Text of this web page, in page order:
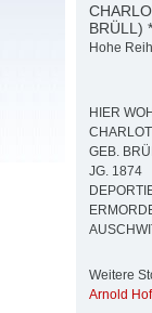
BRÜLL)
Hohe
HIER
GEB.
JG. 1874
Weitere
Arnold